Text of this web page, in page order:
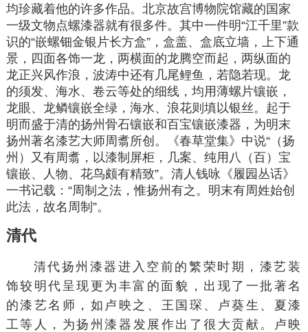
均珍藏着他的许多作品。北京故宫博物院馆藏的国家
一级文物点螺漆器就有很多件。其中一件明“江千里”款
识的“嵌螺钿金银片长方盒”，盒盖、盒底立墙，上下通
景，四面各饰一龙，两横面的龙腾空而起，两纵面的
龙正兴风作浪，波涛中还有几尾鲤鱼，若隐若现。龙
的须发、海水、卷云等处的细线，均用薄螺片镶嵌，
龙眼、龙鳞镶嵌全绿，海水、浪花则填以银丝。起于
明而盛于清的扬州骨石镶嵌和百宝镶嵌漆器，为明末
扬州著名漆艺大师周翥所创。《春草堂集》中说“（扬
州）又有周翥，以漆制屏柜，几案、纯用八（百）宝
镶嵌、人物、花鸟颇有精致”。清人钱咏《履园丛话》
一书记载：“周制之法，惟扬州有之。明末有周姓始创
此法，故名周制”。
清代
清代扬州漆器进入空前的繁荣时期，漆艺装
饰较明代呈现更为丰富的面貌，出现了一批著名
的漆艺名师，如 卢映之 、王国琛、卢葵生、 夏漆
工等人，为扬州漆器发展作出了很大贡献。卢映